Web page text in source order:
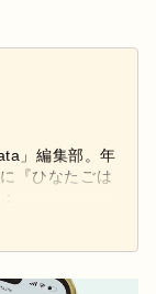
」編集部。年
『ひなたごは